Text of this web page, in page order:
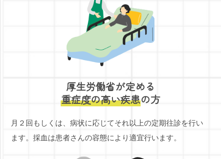
厚生労働省が定める
重症度の高い疾患の方
月２回もしくは、病状に応じてそれ以上の定期往診を行い
ます。採血は患者さんの容態により適宜行います。